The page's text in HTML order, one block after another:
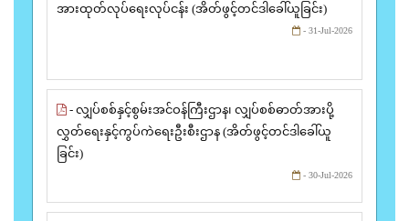
အားထုတ်လုပ်ရေးလုပ်ငန်း (အိတ်ဖွင့်တင်ဒါခေါ်ယူခြင်း)
- 31-Jul-2026
- လျှပ်စစ်နှင့်စွမ်းအင်ဝန်ကြီးဌာန၊ လျှပ်စစ်ဓာတ်အားပို့
လွှတ်ရေးနှင့်ကွပ်ကဲရေးဦးစီးဌာန (အိတ်ဖွင့်တင်ဒါခေါ်ယူ
ခြင်း)
- 30-Jul-2026